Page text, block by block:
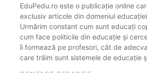
EduPedu.ro este o publicație online
exclusiv articole din domeniul
Urmărim constant cum sunt educați
cum face politicile din educație și
îi formează pe profesori, cât de
care trăim sunt sistemele de educație